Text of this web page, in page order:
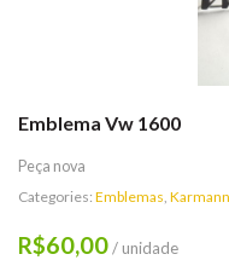
Emblema Vw 1600
Peça nova
Categories: Emblemas,
R$60,00/ unidade